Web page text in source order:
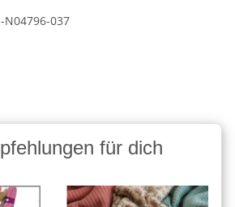
N04796-037
für dich